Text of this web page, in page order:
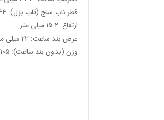
قطر ناب سنج (قاب بزل): 44 میلی متر
ارتفاع: 15.2 میلی متر
عرض بند ساعت: 22 میلی متر
وزن (بدون بند ساعت): 105 گرم